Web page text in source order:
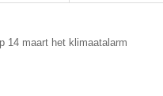
14 maart het klimaatalarm